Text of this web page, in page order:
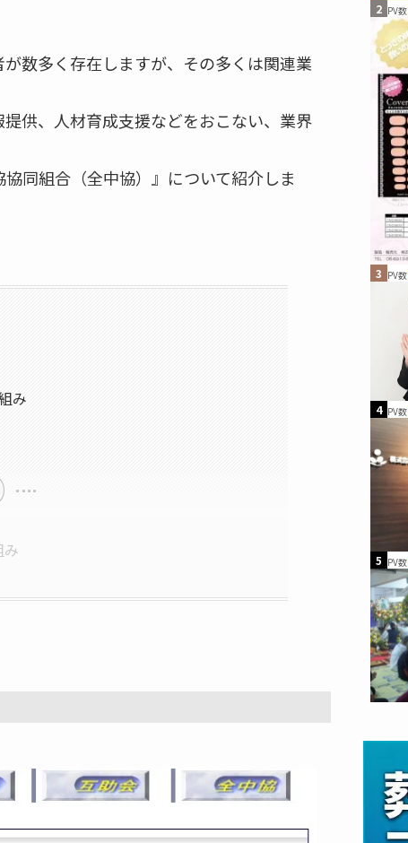
数多く存在しますが、その多くは関連業
供、人材育成支援などをおこない、業界
同組合（全中協）』について紹介しま
み
2 PV数
3 PV数
4 PV数
5 PV数